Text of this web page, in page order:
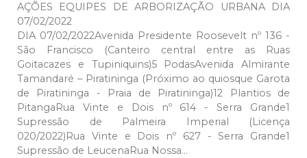
AÇÕES EQUIPES DE ARBORIZAÇÃO URBANA DIA
07/02/2022
DIA 07/02/2022Avenida Presidente Roosevelt nº 136 -
São Francisco (Canteiro central entre as Ruas
Goitacazes e Tupiniquins)5 PodasAvenida Almirante
Tamandaré – Piratininga (Próximo ao quiosque Garota
de Piratininga - Praia de Piratininga)12 Plantios de
PitangaRua Vinte e Dois nº 614 - Serra Grande1
Supressão de Palmeira Imperial (Licença
020/2022)Rua Vinte e Dois nº 627 - Serra Grande1
Supressão de LeucenaRua Nossa...